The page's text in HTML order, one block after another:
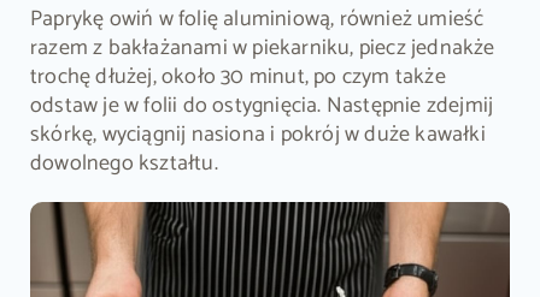
Paprykę owiń w folię aluminiową, również umieść
razem z bakłażanami w piekarniku, piecz jednakże
trochę dłużej, około 30 minut, po czym także
odstaw je w folii do ostygnięcia. Następnie zdejmij
skórkę, wyciągnij nasiona i pokrój w duże kawałki
dowolnego kształtu.